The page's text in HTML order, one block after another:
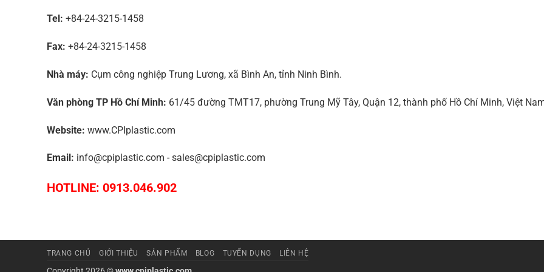
Tel: +84-24-3215-1458
Fax: +84-24-3215-1458
Nhà máy: Cụm công nghiệp Trung Lương, xã Bình An, tỉnh Ninh Bình.
Văn phòng TP Hồ Chí Minh: 61/45 đường TMT17, phường Trung Mỹ Tây, Quận 12, thành phố Hồ Chí Minh, Việt
Website: www.CPIplastic.com
Email: info@cpiplastic.com - sales@cpiplastic.com
HOTLINE: 0913.046.902
TRANG CHỦ GIỚI THIỆU SẢN PHẨM BLOG TUYỂN DỤNG LIÊN HỆ